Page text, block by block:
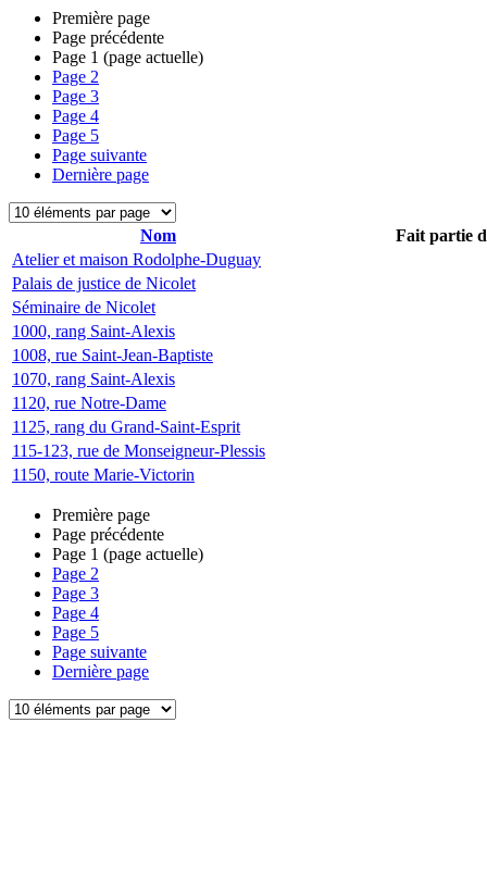
Première page
Page précédente
Page 1 (page actuelle)
Page 2
Page 3
Page 4
Page 5
Page suivante
Dernière page
Nom
Fait partie
Atelier et maison Rodolphe-Duguay
Palais de justice de Nicolet
Séminaire de Nicolet
1000, rang Saint-Alexis
1008, rue Saint-Jean-Baptiste
1070, rang Saint-Alexis
1120, rue Notre-Dame
1125, rang du Grand-Saint-Esprit
115-123, rue de Monseigneur-Plessis
1150, route Marie-Victorin
Première page
Page précédente
Page 1 (page actuelle)
Page 2
Page 3
Page 4
Page 5
Page suivante
Dernière page